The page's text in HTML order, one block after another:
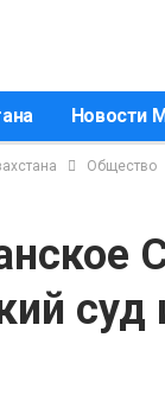
Новости
Общество
суд